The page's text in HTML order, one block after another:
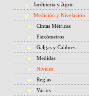
Jardineria y Agric.
Medición y Nivelación
Cintas Métricas
Flexómetros
Galgas y Calibres
Medidas
Niveles
Reglas
Varios